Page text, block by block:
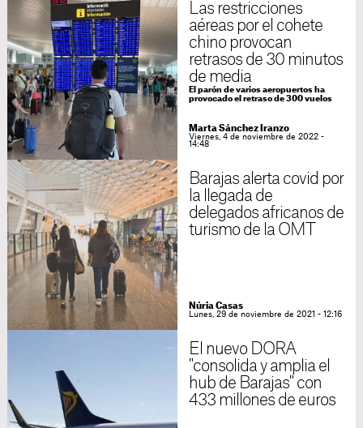
Las restricciones
aéreas por el cohete
chino provocan
retrasos de 30 minutos
de media
El parón de varios aeropuertos ha
provocado el retraso de 300 vuelos
Marta Sánchez Iranzo
Viernes, 4 de noviembre de 2022 -
14:48
Barajas alerta covid por
la llegada de
delegados africanos de
turismo de la OMT
Núria Casas
Lunes, 29 de noviembre de 2021 - 12:16
El nuevo DORA
"consolida y amplia el
hub de Barajas" con
433 millones de euros